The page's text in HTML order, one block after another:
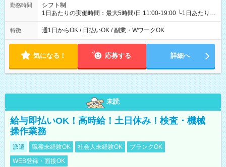
勤務時間
シフト制
1日あたりの実働時間：最大5時間/日 11:00-19:00 └1日あたりの
実働時間：1-5時間 └上記の時間帯内であれば、いつでも勤務可
能！ └平日・土曜日の中で、お好きな曜日でご勤務いただけま
18:00 などのように、自由な働き方が可能なお仕事です！
特徴 週1日からOK / 日払いOK / 副業・WワークOK
気になる！ 応募する 詳細へ
未読
給与即払いOK！高時給！土日休み！検査・機械
操作業務
派遣 職種未経験OK 社会人未経験OK
ブランクOK
WEB登録・面接OK